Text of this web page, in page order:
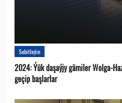
Sebitleýin
2024: Ýük daşaýjy gämiler Wolga-
geçip başlarlar